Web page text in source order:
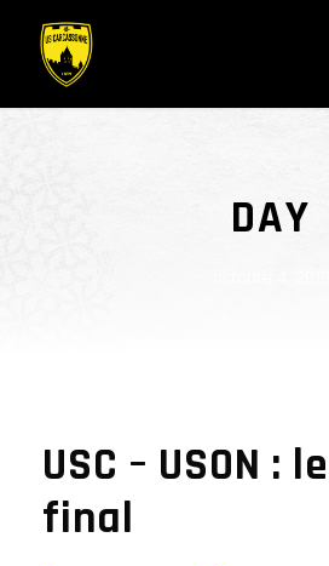
DAY
USC – USON :
final